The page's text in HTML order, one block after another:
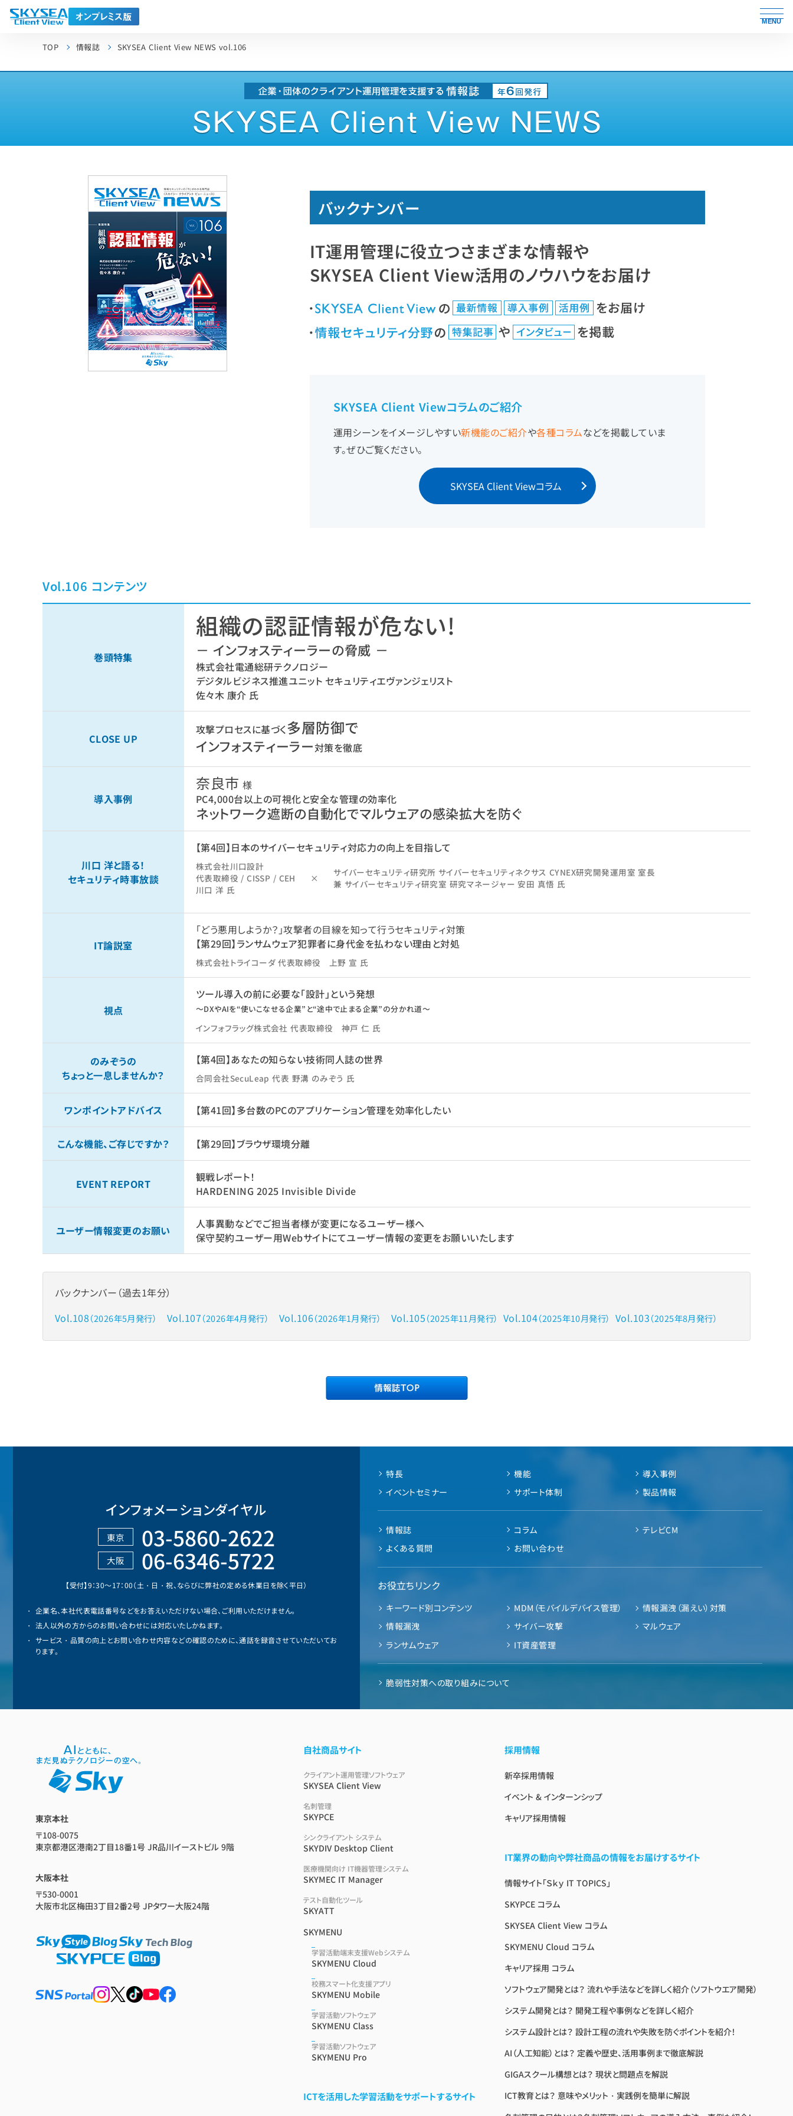
MENU
TOP 情報誌 SKYSEA Client View NEWS vol.106
バックナンバー
IT運用管理に役立つさまざまな情報や
SKYSEA Client View活用のノウハウをお届け
SKYSEA Client Viewコラムのご紹介
運用シーンをイメージしやすい新機能のご紹介や各種コラムなどを掲載していま
す。ぜひご覧ください。
SKYSEA Client Viewコラム
Vol.106 コンテンツ
巻頭特集
組織の認証情報が危ない!
－ インフォスティーラーの脅威 －
株式会社電通総研テクノロジー
デジタルビジネス推進ユニット セキュリティエヴァンジェリスト
佐々木 康介 氏
CLOSE UP
攻撃プロセスに基づく多層防御で
インフォスティーラー対策を徹底
導入事例
奈良市 様
PC4,000台以上の可視化と安全な管理の効率化
ネットワーク遮断の自動化でマルウェアの感染拡大を防ぐ
川口 洋と語る！
セキュリティ時事放談
【第4回】日本のサイバーセキュリティ対応力の向上を目指して
株式会社川口設計
代表取締役 / CISSP / CEH
川口 洋 氏
×
サイバーセキュリティ研究所 サイバーセキュリティネクサス CYNEX研究開発運用室 室長
兼 サイバーセキュリティ研究室 研究マネージャー 安田 真悟 氏
IT論説室
「どう悪用しようか？」攻撃者の目線を知って行うセキュリティ対策
【第29回】ランサムウェア犯罪者に身代金を払わない理由と対処
株式会社トライコーダ 代表取締役 上野 宣 氏
視点
ツール導入の前に必要な「設計」という発想
～DXやAIを“使いこなせる企業”と“途中で止まる企業”の分かれ道～
インフォフラッグ株式会社 代表取締役 神戸 仁 氏
のみぞうの
ちょっと一息しませんか？
【第4回】あなたの知らない技術同人誌の世界
合同会社SecuLeap 代表 野溝 のみぞう 氏
ワンポイントアドバイス 【第41回】多台数のPCのアプリケーション管理を効率化したい
こんな機能、ご存じですか？ 【第29回】ブラウザ環境分離
EVENT REPORT
観戦レポート！
HARDENING 2025 Invisible Divide
ユーザー情報変更のお願い
人事異動などでご担当者様が変更になるユーザー様へ
保守契約ユーザー用Webサイトにてユーザー情報の変更をお願いいたします
バックナンバー（過去1年分）
Vol.108（2026年5月発行） Vol.107（2026年4月発行） Vol.106（2026年1月発行） Vol.105（2025年11月発行） Vol.104（2025年10月発行） Vol.103（2025年8月発行）
インフォメーションダイヤル
東京 03-5860-2622
大阪 06-6346-5722
【受付】9：30～17：00（土・日・祝、ならびに弊社の定める休業日を除く平日）
企業名、本社代表電話番号などをお答えいただけない場合、ご利用いただけません。
法人以外の方からのお問い合わせには対応いたしかねます。
サービス・品質の向上とお問い合わせ内容などの確認のために、通話を録音させていただいてお
ります。
特長 機能
導入事例
イベントセミナー
サポート体制 製品情報
情報誌 コラム
テレビCM
よくある質問
お問い合わせ
お役立ちリンク
キーワード別コンテンツ MDM（モバイルデバイス管理）
情報漏洩（漏えい）対策
情報漏洩
サイバー攻撃
マルウェア
ランサムウェア
IT資産管理
脆弱性対策への取り組みについて
東京本社
〒108-0075
東京都港区港南2丁目18番1号 JR品川イーストビル 9階
大阪本社
〒530-0001
大阪市北区梅田3丁目2番2号 JPタワー大阪24階
自社商品サイト
クライアント運用管理ソフトウェア
SKYSEA Client View
名刺管理
SKYPCE
シンクライアント システム
SKYDIV Desktop Client
医療機関向け IT機器管理システム
SKYMEC IT Manager
テスト自動化ツール
SKYATT
SKYMENU
学習活動端末支援Webシステム
SKYMENU Cloud
校務スマート化支援アプリ
SKYMENU Mobile
学習活動ソフトウェア
SKYMENU Class
学習活動ソフトウェア
SKYMENU Pro
ICTを活用した学習活動をサポートするサイト
採用情報
新卒採用情報
イベント & インターンシップ
キャリア採用情報
IT業界の動向や弊社商品の情報をお届けするサイト
情報サイト「Ｓｋｙ IT TOPICS」
SKYPCE コラム
SKYSEA Client View コラム
SKYMENU Cloud コラム
キャリア採用 コラム
ソフトウェア開発とは？ 流れや手法などを詳しく紹介（ソフトウエア開発）
システム開発とは？ 開発工程や事例などを詳しく紹介
システム設計とは？ 設計工程の流れや失敗を防ぐポイントを紹介！
AI（人工知能）とは？ 定義や歴史、活用事例まで徹底解説
GIGAスクール構想とは？ 現状と問題点を解説
ICT教育とは？ 意味やメリット・実践例を簡単に解説